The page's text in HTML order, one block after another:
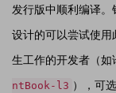
发行版中顺利编译
设计的可以尝试使
生工作的开发者（
ntBook-l3 ），可